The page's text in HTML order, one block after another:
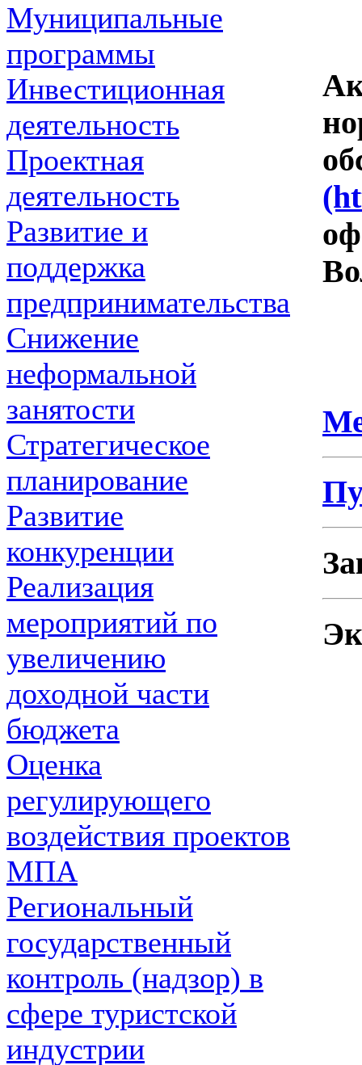
Муниципальные
программы
Инвестиционная
деятельность
Проектная
деятельность
Развитие и
поддержка
предпринимательства
Снижение
неформальной
занятости
Стратегическое
планирование
Развитие
конкуренции
Реализация
мероприятий по
увеличению
доходной части
бюджета
Оценка
регулирующего
воздействия проектов
МПА
Региональный
государственный
контроль (надзор) в
сфере туристской
индустрии